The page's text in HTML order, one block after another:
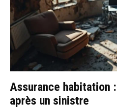
Assurance habitation
après un sinistre